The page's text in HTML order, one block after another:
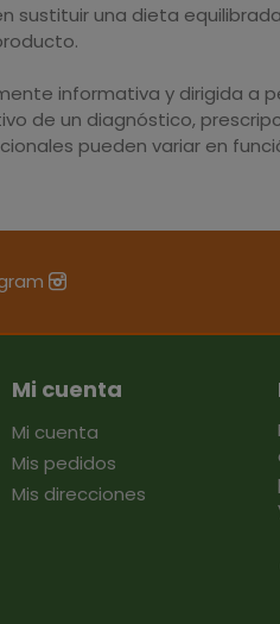
sustituir una dieta
informativa y dirigida a
de un diagnóstico,
pueden variar en
Mi cuenta
Mi cuenta
Mis pedidos
Mis direcciones